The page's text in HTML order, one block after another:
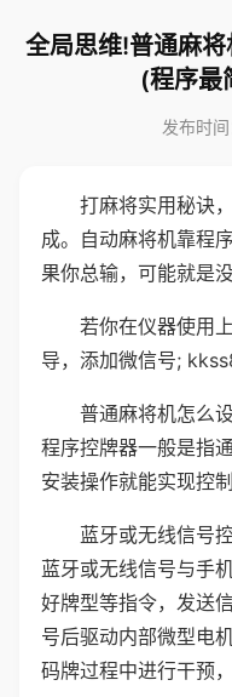
全局思维!普通麻
(程序最
发布时
打麻将实用秘诀
成。自动麻将机靠程
果你总输，可能就是
若你在仪器使用
导，添加微信号;
普通麻将机怎么
程序控牌器一般是指
安装操作就能实现控
蓝牙或无线信号
蓝牙或无线信号与手
好牌型等指令，发送
号后驱动内部微型电
码牌过程中进行干预